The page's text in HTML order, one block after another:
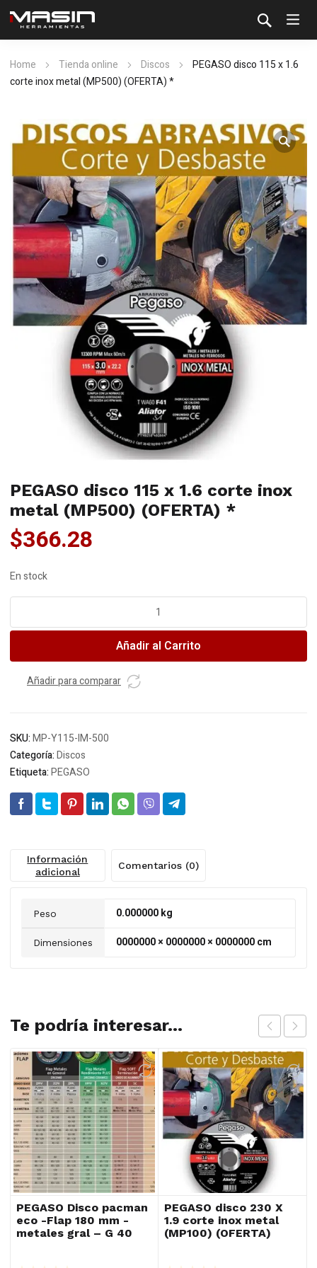
Home Tienda online Discos
PEGASO disco 115 x 1.6
corte inox metal (MP500) (OFERTA) *
PEGASO disco 115 x 1.6 corte inox
metal (MP500) (OFERTA) *
$366.28
En stock
115
1.6
corte
(OFERTA)
*
cantidad
Añadir al Carrito
Añadir para comparar
SKU:MP-Y115-IM-500
Categoría:Discos
Etiqueta:PEGASO
Información
adicional
Comentarios (0)
Peso 0.000000 kg
Dimensiones 0000000 × 0000000 × 0000000 cm
Te podría interesar...
PEGASO Disco pacman
eco -Flap 180 mm -
metales gral – G 40
PEGASO disco 230 X
1.9 corte inox metal
(MP100) (OFERTA)